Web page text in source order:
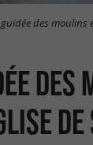
des moulins
des
de